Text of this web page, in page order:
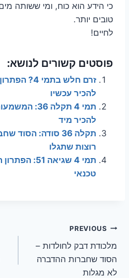
כי הידע הוא כוח, ומי ששותה
טובים יותר.
לחיים!
פוסטים קשורים לנושא:
זרם חלש
להכיר עכשיו
תמי 4 תקלה
להכיר מיד
תקלה 36 סודה:
רוצות שתגלו
תמי 4 שגיאה
טכנאי
ניווט
PREVIOUS
מלכודת דבק לחולדות –
הסוד שחברות ההדברה
לא מגלות